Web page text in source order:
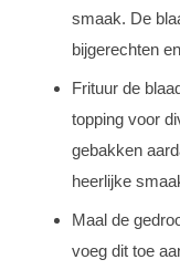
smaak. De
bijgerechten
Frituur de
topping voor
gebakken
heerlijke
Maal de
voeg dit toe